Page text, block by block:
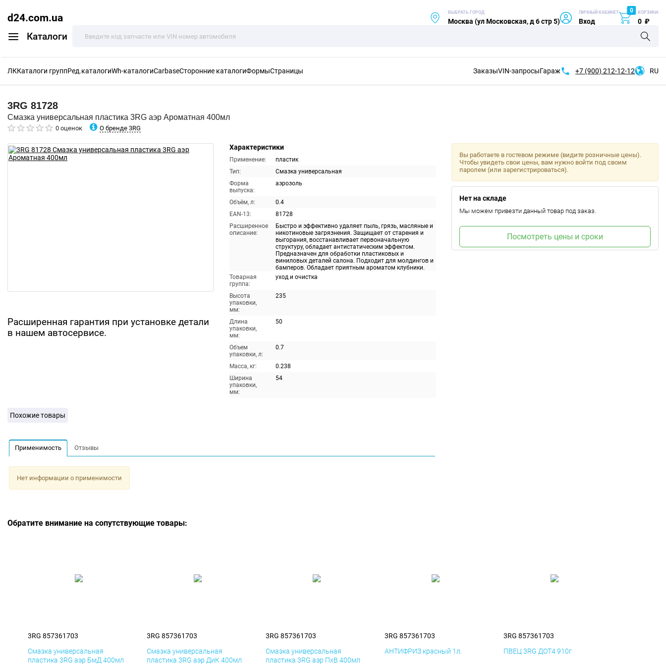
d24.com.ua
Каталоги
ВЫБРАТЬ ГОРОД
Москва (ул Московская, д 6 стр 5)
ЛИЧНЫЙ КАБИНЕТ
Вход
0 КОРЗИНА
0 ₽
ЛККаталоги группРед.каталогиWh-каталогиCarbaseСторонние каталогиФормыСтраницы ЗаказыVIN-запросыГараж +7 (900) 212-12-12 RU
3RG 81728
Смазка универсальная пластика 3RG аэр Ароматная 400мл
0 оценок О бренде 3RG
Расширенная гарантия при установке детали
в нашем автосервисе.
Характеристики
Применение:
пластик
Тип:
Смазка универсальная
Форма
выпуска:
аэрозоль
Объём, л:
0.4
EAN-13:
81728
Расширенное
описание:
Быстро и эффективно удаляет пыль, грязь, масляные и
никотиновые загрязнения. Защищает от старения и
выгорания, восстанавливает первоначальную
структуру, обладает антистатическим эффектом.
Предназначен для обработки пластиковых и
виниловых деталей салона. Подходит для молдингов и
бамперов. Обладает приятным ароматом клубники.
Товарная
группа:
уход и очистка
Высота
упаковки,
мм:
235
Длина
упаковки,
мм:
50
Объем
упаковки, л:
0.7
Масса, кг:
0.238
Ширина
упаковки,
мм:
54
Вы работаете в гостевом режиме (видите розничные цены).
Чтобы увидеть свои цены, вам нужно войти под своим
паролем (или зарегистрироваться).
Нет на складе
Мы можем привезти данный товар под заказ.
Посмотреть цены и сроки
Похожие товары
Применимость Отзывы
Нет информации о применимости
Обратите внимание на сопутствующие товары:
3RG 857361703
Смазка универсальная
пластика 3RG аэр БмД 400мл
3RG 857361703
Смазка универсальная
пластика 3RG аэр ДиК 400мл
3RG 857361703
Смазка универсальная
пластика 3RG аэр ПхВ 400мл
3RG 857361703
АНТИФРИЗ красный 1л.
3RG 857361703
ПВЕЦ 3RG ДОТ4 910г